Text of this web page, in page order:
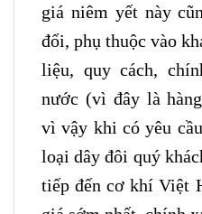
giá niêm yết này
đổi, phụ thuộc vào
liệu, quy cách,
nước (vì đây là
vì vậy khi có yêu
loại dây đôi quý
tiếp đến cơ khí Việt